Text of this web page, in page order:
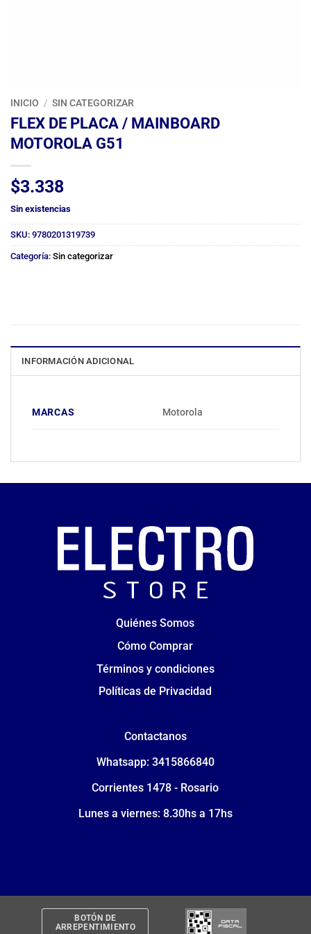
INICIO / SIN CATEGORIZAR
FLEX DE PLACA / MAINBOARD
MOTOROLA G51
$3.338
Sin existencias
SKU: 9780201319739
Categoría: Sin categorizar
INFORMACIÓN ADICIONAL
MARCAS Motorola
Quiénes Somos
Cómo Comprar
Términos y condiciones
Políticas de Privacidad
Contactanos
Whatsapp: 3415866840
Corrientes 1478 - Rosario
Lunes a viernes: 8.30hs a 17hs
BOTÓN DE
ARREPENTIMIENTO